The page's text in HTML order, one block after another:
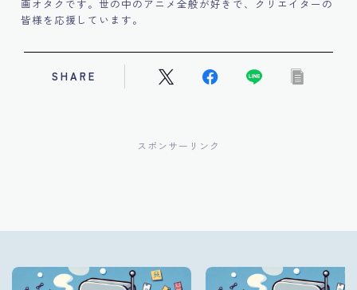
画オタクです。世の中のアニメ全般が好きで、クリエイターの
皆様を応援しています。
SHARE
スポンサーリンク